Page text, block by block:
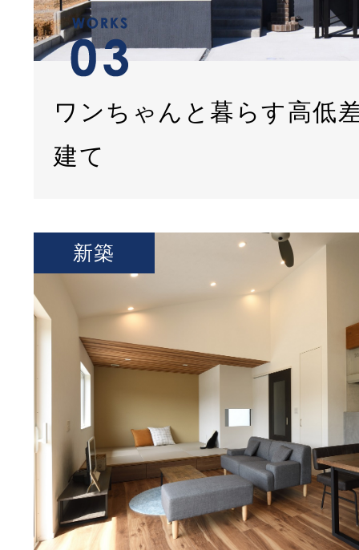
ワンちゃんと暮らす高低
建て
新築